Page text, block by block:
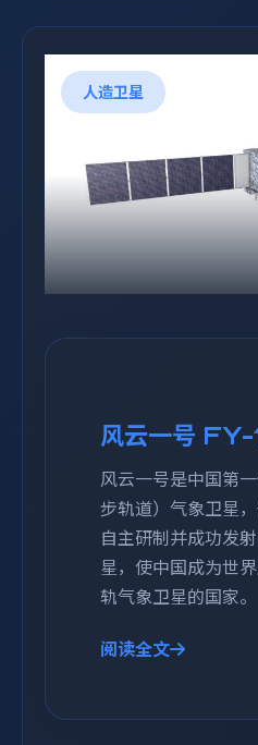
人造卫星
风云一号 FY-
风云一号是中国第
步轨道）气象卫星
自主研制并成功发
星，使中国成为世
轨气象卫星的国家。
阅读全文